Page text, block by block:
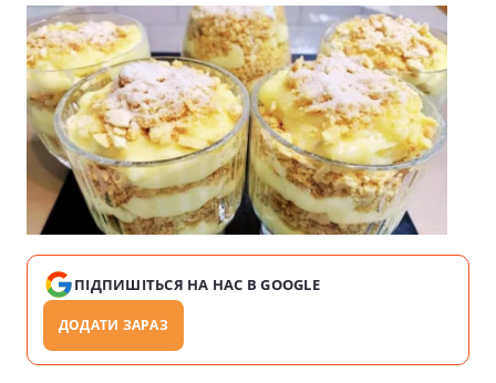
ПІДПИШІТЬСЯ НА НАС В GOOGLE
ДОДАТИ ЗАРАЗ